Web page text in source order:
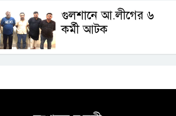
গুলশানে আ.লীগের ৬
কর্মী আটক